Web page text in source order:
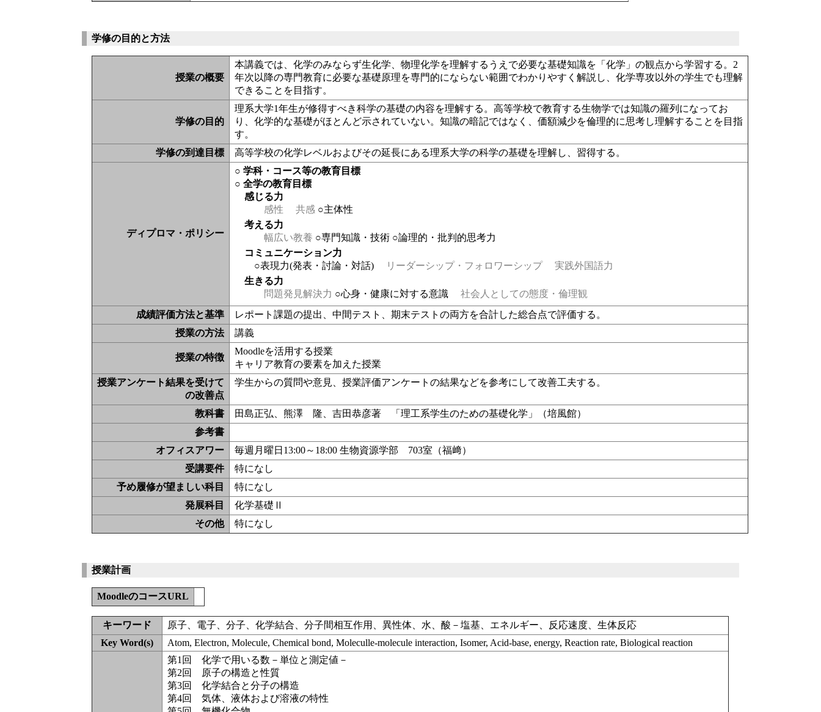
学修の目的と方法
授業の概要
本講義では、化学のみならず生化学、物理化学を理解するうえで必要な基礎知識を「化学」の観点から学習する。2
年次以降の専門教育に必要な基礎原理を専門的にならない範囲でわかりやすく解説し、化学専攻以外の学生でも理解
できることを目指す。
学修の目的
理系大学1年生が修得すべき科学の基礎の内容を理解する。高等学校で教育する生物学では知識の羅列になってお
り、化学的な基礎がほとんど示されていない。知識の暗記ではなく、価額減少を倫理的に思考し理解することを目指
す。
学修の到達目標
高等学校の化学レベルおよびその延長にある理系大学の科学の基礎を理解し、習得する。
ディプロマ・ポリシー
○ 学科・コース等の教育目標
○ 全学の教育目標
感じる力
感性
共感 ○主体性
考える力
幅広い教養 ○専門知識・技術 ○論理的・批判的思考力
コミュニケーション力
○表現力(発表・討論・対話)
リーダーシップ・フォロワーシップ
実践外国語力
生きる力
問題発見解決力 ○心身・健康に対する意識
社会人としての態度・倫理観
成績評価方法と基準
レポート課題の提出、中間テスト、期末テストの両方を合計した総合点で評価する。
授業の方法
講義
授業の特徴
Moodleを活用する授業
キャリア教育の要素を加えた授業
授業アンケート結果を受けて
の改善点
学生からの質問や意見、授業評価アンケートの結果などを参考にして改善工夫する。
教科書
田島正弘、熊澤 隆、吉田恭彦著 「理工系学生のための基礎化学」（培風館）
参考書
オフィスアワー
毎週月曜日13:00～18:00 生物資源学部 703室（福﨑）
受講要件
特になし
予め履修が望ましい科目
特になし
発展科目
化学基礎Ⅱ
その他
特になし
授業計画
MoodleのコースURL
キーワード
原子、電子、分子、化学結合、分子間相互作用、異性体、水、酸－塩基、エネルギー、反応速度、生体反応
Key Word(s)
Atom, Electron, Molecule, Chemical bond, Moleculle-molecule interaction, Isomer, Acid-base, energy, Reaction rate, Biological reaction
第1回 化学で用いる数－単位と測定値－
第2回 原子の構造と性質
第3回 化学結合と分子の構造
第4回 気体、液体および溶液の特性